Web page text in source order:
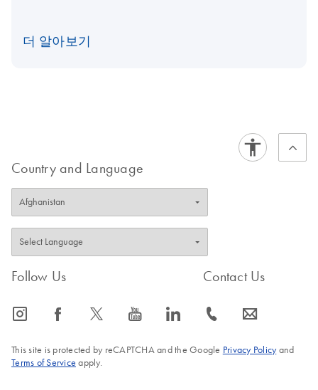
더 알아보기
Country and Language
Follow Us
icon_0065_instagram-s icon_0064_facebook-s icon_0340_cc_gen_x-s icon_0077_youtube-s icon_0066_linkedin-s
Contact Us
icon_0072_phone-s icon_0063_envelope-s
This site is protected by reCAPTCHA and the Google Privacy Policyand
Terms of Service apply.